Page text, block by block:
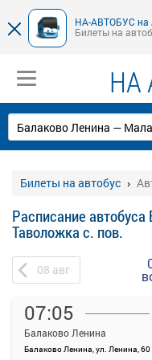
НА-АВТОБУС на
Билеты на
НА
Билеты на автобус
Расписание
Таволожка с. пов.
08 авг
07:05
Балаково Ленина
Балаково Ленина, ул. Ленина, 60